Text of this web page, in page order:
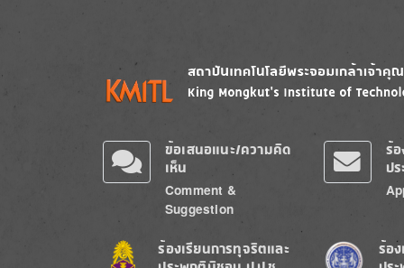
Image Image
ข้อเสนอแนะ/ความคิด
เห็น
Comment &
Suggestion
ร้
ป
Image
ร้องเรียนการทุจริตและ
Image
ร้อ